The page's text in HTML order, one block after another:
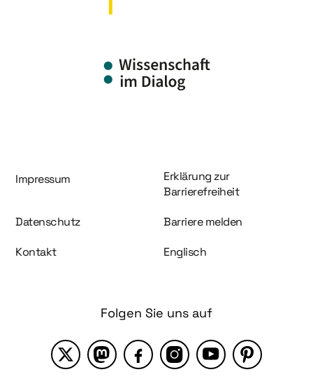
Information und Service
Impressum
Erklärung zur
Barrierefreiheit
Datenschutz Barriere melden
Kontakt Englisch
Folgen Sie uns auf